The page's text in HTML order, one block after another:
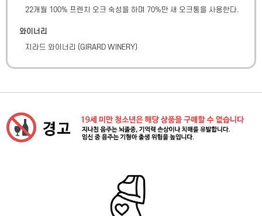
22개월 100% 프렌치 오크 숙성을 하며 70%만 새 오크통을 사용한다.
와이너리
지라드 와이너리 (GIRARD WINERY)